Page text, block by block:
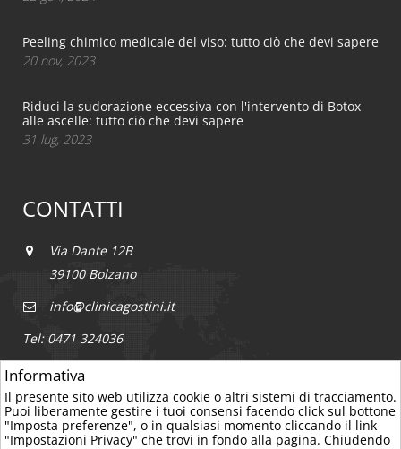
Peeling chimico medicale del viso: tutto ciò che devi sapere
20 nov, 2023
Riduci la sudorazione eccessiva con l'intervento di Botox
alle ascelle: tutto ciò che devi sapere
31 lug, 2023
CONTATTI
Via Dante 12B
39100 Bolzano
info@clinicagostini.it
Tel: 0471 324036
Informativa
Il presente sito web utilizza cookie o altri sistemi di tracciamento.
Puoi liberamente gestire i tuoi consensi facendo click sul bottone
"Imposta preferenze", o in qualsiasi momento cliccando il link
"Impostazioni Privacy" che trovi in fondo alla pagina. Chiudendo